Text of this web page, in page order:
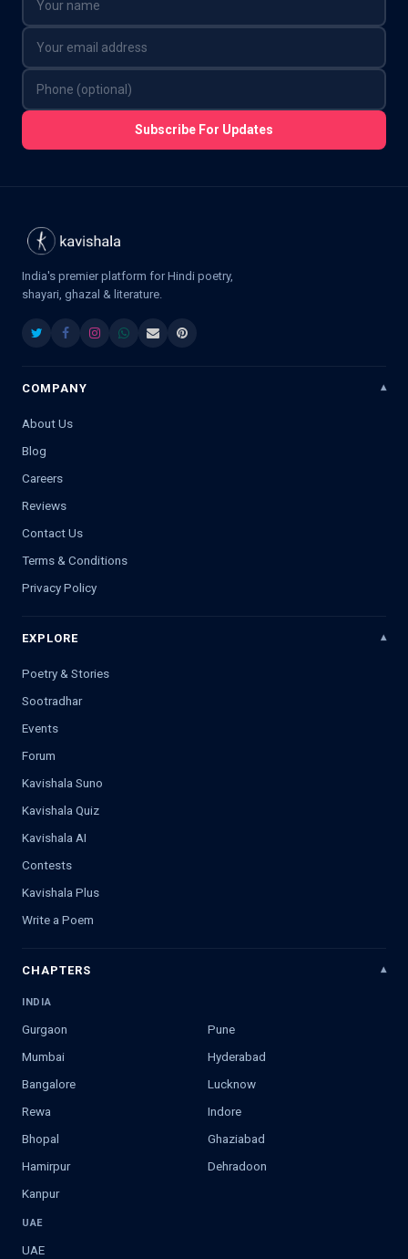
Subscribe For Updates
India's premier platform for Hindi poetry,
shayari, ghazal & literature.
COMPANY
About Us
Blog
Careers
Reviews
Contact Us
Terms & Conditions
Privacy Policy
EXPLORE
Poetry & Stories
Sootradhar
Events
Forum
Kavishala Suno
Kavishala Quiz
Kavishala AI
Contests
Kavishala Plus
Write a Poem
CHAPTERS
INDIA
Gurgaon
Pune
Mumbai
Hyderabad
Bangalore
Lucknow
Rewa
Indore
Bhopal
Ghaziabad
Hamirpur
Dehradoon
Kanpur
UAE
UAE